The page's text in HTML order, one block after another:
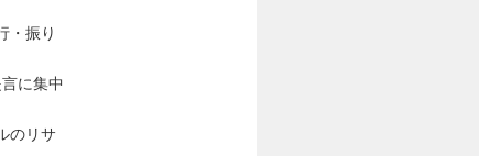
・振り
に集中
のリサ